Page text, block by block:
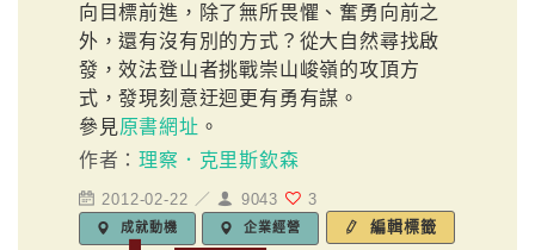
向目標前進，除了無所畏懼、奮勇向前之
外，還有沒有別的方式？從大自然尋找啟
發，效法登山者挑戰崇山峻嶺的攻頂方
式，發現刻意迂迴更有勇有謀。
參見原書網址 。
作者：理察．克里斯欽森
2012-02-22 ／ 9043 3
成就動機 企業經營 編輯標籤